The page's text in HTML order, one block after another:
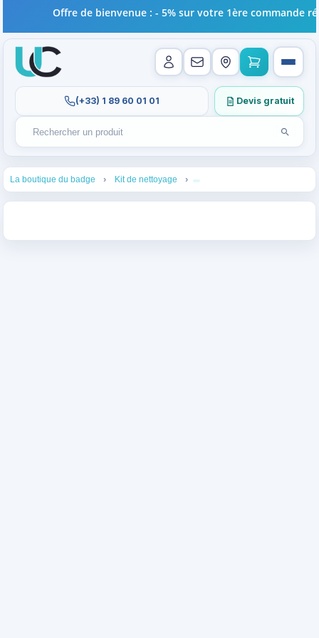
Rechercher un produit
Recherches récentes au focus. Tapez au moins 2
Lancer
(+33) 1 89 60 01 01 Devis gratuit
Offre de bienvenue : - 5% sur votre 1ère commande
La boutique du badge Kit de nettoyage